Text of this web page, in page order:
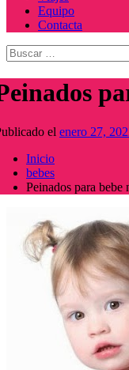
Equipo
Contacta
Buscar:
el enero 27,
Inicio
bebes
Peinados para bebe